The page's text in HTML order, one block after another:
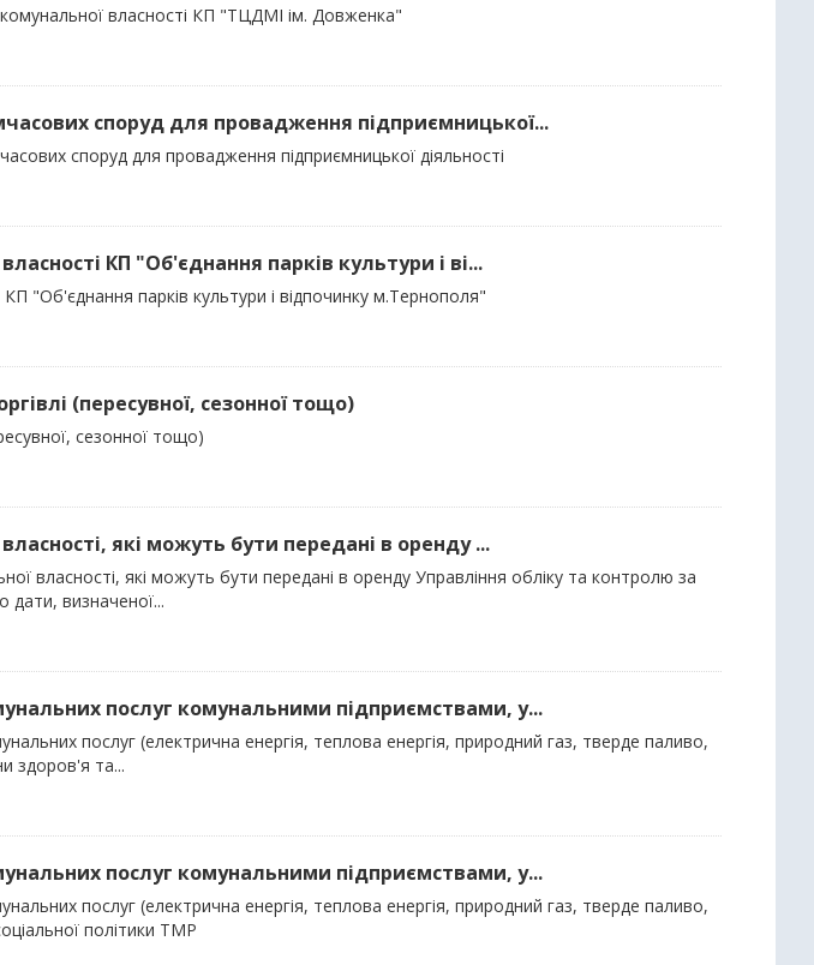
комунальної власності КП "ТЦДМІ ім. Довженка"
споруд для провадження підприємницької...
споруд для провадження підприємницької діяльності
КП "Об'єднання парків культури і ві...
КП "Об'єднання парків культури і відпочинку м.Тернополя"
(пересувної, сезонної тощо)
сезонної тощо)
які можуть бути передані в оренду ...
власності, які можуть бути передані в оренду Управління обліку та контролю за
визначеної...
послуг комунальними підприємствами, у...
послуг (електрична енергія, теплова енергія, природний газ, тверде паливо,
здоров'я та...
послуг комунальними підприємствами, у...
послуг (електрична енергія, теплова енергія, природний газ, тверде паливо,
політики ТМР